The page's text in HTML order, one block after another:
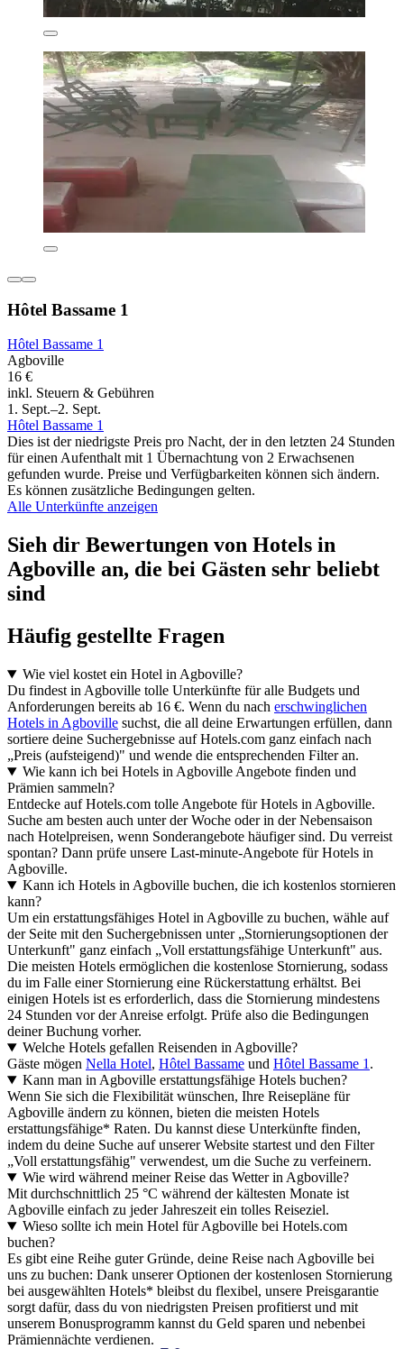
Hôtel Bassame 1
Hôtel Bassame 1
Agboville
16 €
inkl. Steuern & Gebühren
1. Sept.–2. Sept.
Hôtel Bassame 1
Dies ist der niedrigste Preis pro Nacht, der in den letzten 24 Stunden
für einen Aufenthalt mit 1 Übernachtung von 2 Erwachsenen
gefunden wurde. Preise und Verfügbarkeiten können sich ändern.
Es können zusätzliche Bedingungen gelten.
Alle Unterkünfte anzeigen
Sieh dir Bewertungen von Hotels in
Agboville an, die bei Gästen sehr beliebt
sind
Häufig gestellte Fragen
Wie viel kostet ein Hotel in Agboville?
Du findest in Agboville tolle Unterkünfte für alle Budgets und
Anforderungen bereits ab 16 €. Wenn du nach erschwinglichen
Hotels in Agboville suchst, die all deine Erwartungen erfüllen, dann
sortiere deine Suchergebnisse auf Hotels.com ganz einfach nach
„Preis (aufsteigend)" und wende die entsprechenden Filter an.
Wie kann ich bei Hotels in Agboville Angebote finden und
Prämien sammeln?
Entdecke auf Hotels.com tolle Angebote für Hotels in Agboville.
Suche am besten auch unter der Woche oder in der Nebensaison
nach Hotelpreisen, wenn Sonderangebote häufiger sind. Du verreist
spontan? Dann prüfe unsere Last-minute-Angebote für Hotels in
Agboville.
Kann ich Hotels in Agboville buchen, die ich kostenlos stornieren
kann?
Um ein erstattungsfähiges Hotel in Agboville zu buchen, wähle auf
der Seite mit den Suchergebnissen unter „Stornierungsoptionen der
Unterkunft" ganz einfach „Voll erstattungsfähige Unterkunft" aus.
Die meisten Hotels ermöglichen die kostenlose Stornierung, sodass
du im Falle einer Stornierung eine Rückerstattung erhältst. Bei
einigen Hotels ist es erforderlich, dass die Stornierung mindestens
24 Stunden vor der Anreise erfolgt. Prüfe also die Bedingungen
deiner Buchung vorher.
Welche Hotels gefallen Reisenden in Agboville?
Gäste mögen Nella Hotel, Hôtel Bassame und Hôtel Bassame 1 .
Kann man in Agboville erstattungsfähige Hotels buchen?
Wenn Sie sich die Flexibilität wünschen, Ihre Reisepläne für
Agboville ändern zu können, bieten die meisten Hotels
erstattungsfähige* Raten. Du kannst diese Unterkünfte finden,
indem du deine Suche auf unserer Website startest und den Filter
„Voll erstattungsfähig" verwendest, um die Suche zu verfeinern.
Wie wird während meiner Reise das Wetter in Agboville?
Mit durchschnittlich 25 °C während der kältesten Monate ist
Agboville einfach zu jeder Jahreszeit ein tolles Reiseziel.
Wieso sollte ich mein Hotel für Agboville bei Hotels.com
buchen?
Es gibt eine Reihe guter Gründe, deine Reise nach Agboville bei
uns zu buchen: Dank unserer Optionen der kostenlosen Stornierung
bei ausgewählten Hotels* bleibst du flexibel, unsere Preisgarantie
sorgt dafür, dass du von niedrigsten Preisen profitierst und mit
unserem Bonusprogramm kannst du Geld sparen und nebenbei
Prämiennächte verdienen.